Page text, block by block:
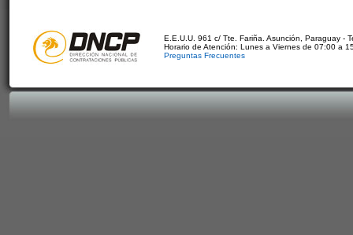
E.E.U.U. 961 c/ Tte. Fariña. Asunción, Paraguay -
Horario de Atención: Lunes a Viernes de 07:00 a
Preguntas Frecuentes